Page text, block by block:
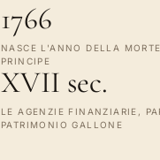
1766
NASCE L'ANNO DELLA
PRINCIPE
XVII sec.
LE AGENZIE FINANZIARIE,
PATRIMONIO GALLONE